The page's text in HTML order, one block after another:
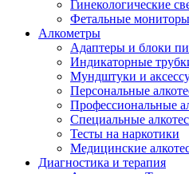
Гинекологические
Фетальные
Алкометры
Адаптеры и блоки
Индикаторные
Мундштуки и
Персональные
Профессиональные
Специальные
Тесты на наркотики
Медицинские
Диагностика и терапия